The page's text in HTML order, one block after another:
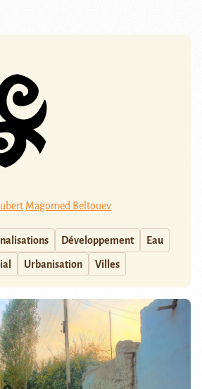
Magomed Beltouev
Développement Eau
Urbanisation Villes